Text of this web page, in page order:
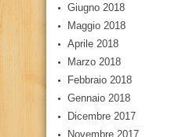
Giugno 2018
Maggio 2018
Aprile 2018
Marzo 2018
Febbraio 2018
Gennaio 2018
Dicembre 2017
Novembre 2017